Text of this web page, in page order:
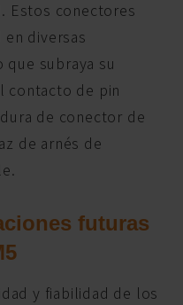
Estos conectores
diversas
subraya su
contacto de pin
de conector de
de arnés de
futuras
y fiabilidad de los